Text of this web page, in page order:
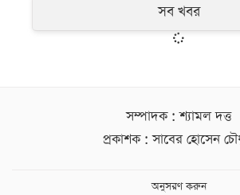
সব খবর
সম্পাদক : শ্যামল দত্ত
প্রকাশক : সাবের হোসেন
অনুসরণ করুন